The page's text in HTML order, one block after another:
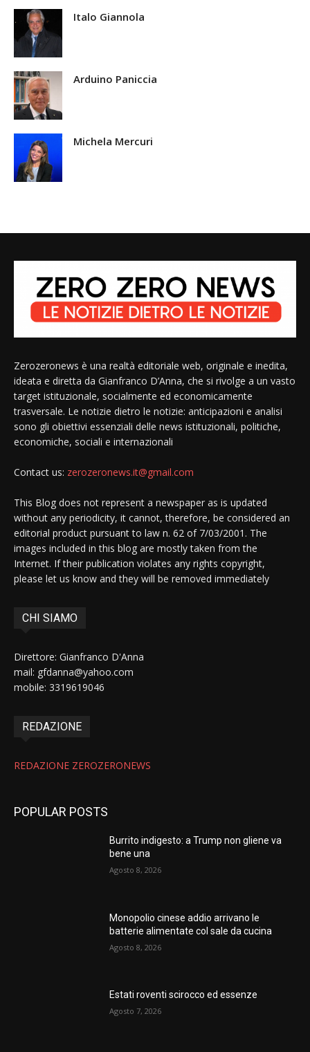
Italo Giannola
Arduino Paniccia
Michela Mercuri
Zerozeronews è una realtà editoriale web, originale e inedita,
ideata e diretta da Gianfranco D’Anna, che si rivolge a un vasto
target istituzionale, socialmente ed economicamente
trasversale. Le notizie dietro le notizie: anticipazioni e analisi
sono gli obiettivi essenziali delle news istituzionali, politiche,
economiche, sociali e internazionali
Contact us: zerozeronews.it@gmail.com
This Blog does not represent a newspaper as is updated
without any periodicity, it cannot, therefore, be considered an
editorial product pursuant to law n. 62 of 7/03/2001. The
images included in this blog are mostly taken from the
Internet. If their publication violates any rights copyright,
please let us know and they will be removed immediately
CHI SIAMO
Direttore: Gianfranco D'Anna
mail: gfdanna@yahoo.com
mobile: 3319619046
REDAZIONE
REDAZIONE ZEROZERONEWS
POPULAR POSTS
Burrito indigesto: a Trump non gliene va
bene una
Agosto 8, 2026
Monopolio cinese addio arrivano le
batterie alimentate col sale da cucina
Agosto 8, 2026
Estati roventi scirocco ed essenze
Agosto 7, 2026